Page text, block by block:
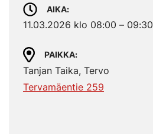
AIKA
11.03.2026 klo 08:00 – 09:30
PAIKKA
Tanjan Taika, Tervo
Tervamäentie 259